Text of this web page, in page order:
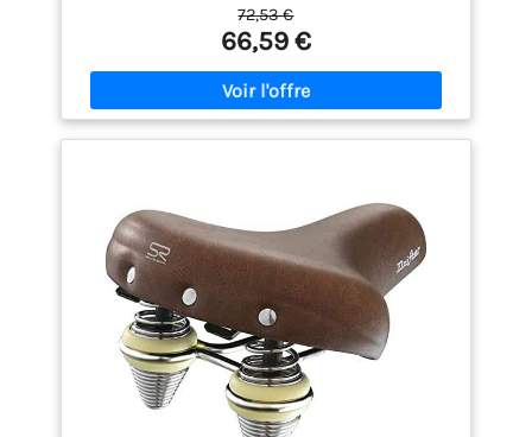
sensation de conduite fraîche et sans transpiration
Surfaces latérales robustes avec Scuff Guards et
100 % étanches grâce à la technologie Royal Vacuum
Système de clip intégré pour une fixation facile des
accessoires compatibles
72,53 €
66,59 €